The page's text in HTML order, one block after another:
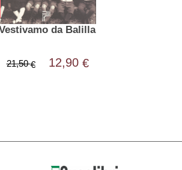
da Balilla
21,50€ 12,90 €